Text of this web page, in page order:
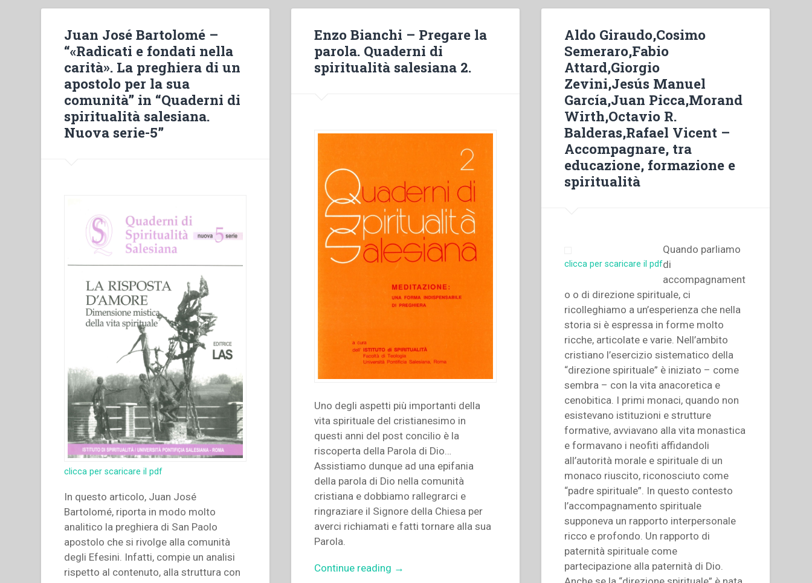
Juan José Bartolomé –
“«Radicati e fondati nella
carità». La preghiera di un
apostolo per la sua
comunità” in “Quaderni di
spiritualità salesiana.
Nuova serie-5”
clicca per scaricare il pdf
In questo articolo, Juan José
Bartolomé, riporta in modo molto
analitico la preghiera di San Paolo
apostolo che si rivolge alla comunità
degli Efesini. Infatti, compie un analisi
rispetto al contenuto, alla struttura con
Enzo Bianchi – Pregare la
parola. Quaderni di
spiritualità salesiana 2.
Uno degli aspetti più importanti della
vita spirituale del cristianesimo in
questi anni del post concilio è la
riscoperta della Parola di Dio…
Assistiamo dunque ad una epifania
della parola di Dio nella comunità
cristiana e dobbiamo rallegrarci e
ringraziare il Signore della Chiesa per
averci richiamati e fatti tornare alla sua
Parola.
Continue reading “Enzo
→
Aldo Giraudo,Cosimo
Semeraro,Fabio
Attard,Giorgio
Zevini,Jesús Manuel
García,Juan Picca,Morand
Wirth,Octavio R.
Balderas,Rafael Vicent –
Accompagnare, tra
educazione, formazione e
spiritualità
clicca per scaricare il pdf
Quando parliamo
di
accompagnament
o o di direzione spirituale, ci
ricolleghiamo a un’esperienza che nella
storia si è espressa in forme molto
ricche, articolate e varie. Nell’ambito
cristiano l’esercizio sistematico della
“direzione spirituale” è iniziato – come
sembra – con la vita anacoretica e
cenobitica. I primi monaci, quando non
esistevano istituzioni e strutture
formative, avviavano alla vita monastica
e formavano i neofiti affidandoli
all’autorità morale e spirituale di un
monaco riuscito, riconosciuto come
“padre spirituale”. In questo contesto
l’accompagnamento spirituale
supponeva un rapporto interpersonale
ricco e profondo. Un rapporto di
paternità spirituale come
partecipazione alla paternità di Dio.